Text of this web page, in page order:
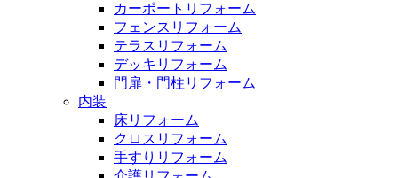
カーポートリフォーム
フェンスリフォーム
テラスリフォーム
デッキリフォーム
門扉・門柱リフォーム
内装
床リフォーム
クロスリフォーム
手すりリフォーム